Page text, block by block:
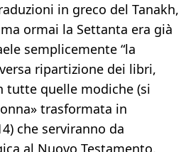
in greco del Tanakh,
ormai la Settanta era già
semplicemente “la
ripartizione dei libri,
tutte quelle modiche (si
trasformata in
che serviranno da
al Nuovo Testamento.